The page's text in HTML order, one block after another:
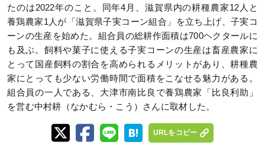
たのは2022年のこと。同年4月、滋賀県内の耕種農家12人と
養鶏農家1人が「滋賀県子実コーン組合」を立ち上げ、子実コ
ーンの生産を始めた。組合員の総耕作面積は700ヘクタールに
も及ぶ。飼料や菓子に使える子実コーンの生産は畜産農家に
とって国産飼料の割合を高められるメリットがあり、耕種農
家にとっても少ない労働時間で面積をこなせる魅力がある。
組合員の一人である、大津市南比良で養鶏農家「比良利助」
を営む中村耕（なかむら・こう）さんに取材した。
URLをコピー